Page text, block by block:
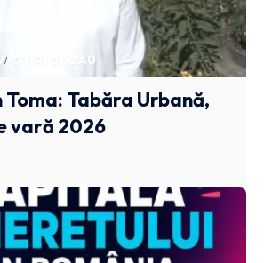
STIRI BUZAU
Tabăra Urbană,
vară 2026